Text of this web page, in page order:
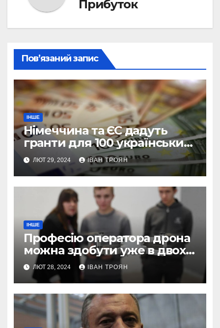
Прибуток
Пов’язаний запис
ІНШЕ
Німеччина та ЄС дадуть
гранти для 100 українських
підприємств
ЛЮТ 29, 2024 ІВАН ТРОЯН
ІНШЕ
Професію оператора дрона
можна здобути уже в двох
профтехах Львівщини
ЛЮТ 28, 2024 ІВАН ТРОЯН